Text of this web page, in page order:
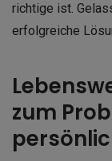
richtige ist.
erfolgreiche
zum